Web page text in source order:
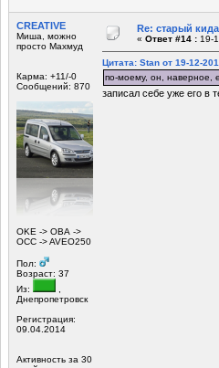
CREATIVE
Миша, можно
просто Махмуд
Карма: +11/-0
Сообщений: 870
OKЕ -> ОВА ->
OCC -> AVEO250
Пол:
Возраст: 37
Из:
Днепропетровск
Регистрация:
09.04.2014
Активность за 30
Re: старый
« Ответ #14 : 19-
Цитата: Stan от 19-12-
по-моему, он, наверное,
записал себе уже его в